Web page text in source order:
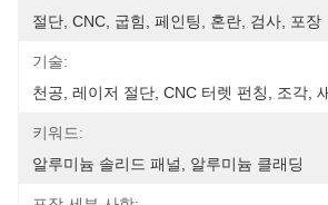
절단, CNC, 굽힘, 페인팅, 혼란, 검사, 포장
기술:
천공, 레이저 절단, CNC 터렛 펀칭, 조각,
키워드:
알루미늄 솔리드 패널, 알루미늄 클래딩